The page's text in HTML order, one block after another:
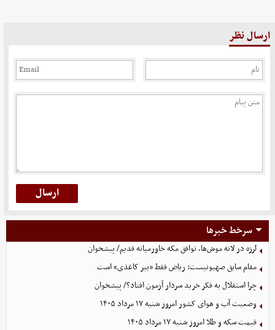
ارسال نظر
سرخط خبرها
لرزه در لانه موش‌ها، توافق مکه خاورمیانه قدیم/ پیشخوان
مقام سابق صهیونیست: ریاض فقط «ببر کاغذی» است
چرا استقلال به فکر خرید سردار آزمون افتاد؟/ پیشخوان
وضعیت آب و هوای کشور امروز شنبه ۱۷ مرداد ۱۴۰۵
قیمت سکه و طلا امروز شنبه ۱۷ مرداد ۱۴۰۵